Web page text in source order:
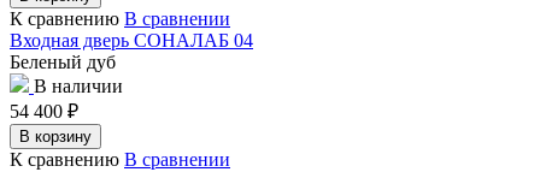
К сравнению В сравнении
Входная дверь СОНАЛАБ 04
Беленый дуб
В наличии
54 400 ₽
В корзину
К сравнению В сравнении